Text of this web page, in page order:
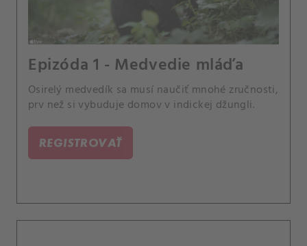
Epizóda 1 - Medvedie mláďa
Osirelý medvedík sa musí naučiť mnohé zručnosti,
prv než si vybuduje domov v indickej džungli.
REGISTROVAŤ